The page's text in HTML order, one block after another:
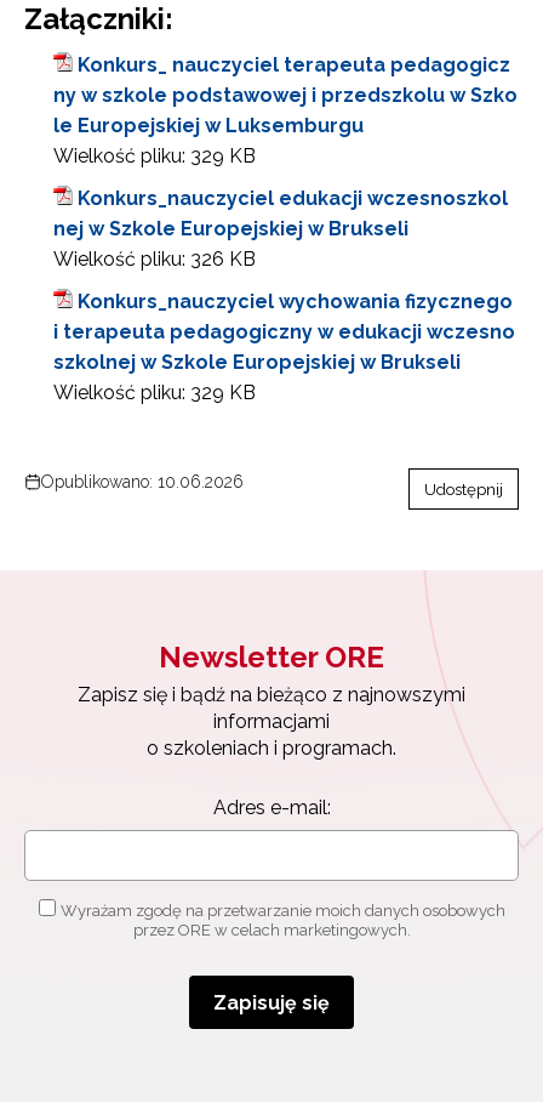
Załączniki:
Konkurs_ nauczyciel terapeuta pedagogicz
ny w szkole podstawowej i przedszkolu w Szko
le Europejskiej w Luksemburgu
Wielkość pliku: 329 KB
Konkurs_nauczyciel edukacji wczesnoszkol
nej w Szkole Europejskiej w Brukseli
Wielkość pliku: 326 KB
Konkurs_nauczyciel wychowania fizycznego
i terapeuta pedagogiczny w edukacji wczesno
szkolnej w Szkole Europejskiej w Brukseli
Wielkość pliku: 329 KB
Opublikowano: 10.06.2026 Udostępnij
Newsletter ORE
Zapisz się i bądź na bieżąco z najnowszymi
informacjami
o szkoleniach i programach.
Adres e-mail:
Wyrażam zgodę na przetwarzanie moich danych osobowych
przez ORE w celach marketingowych.
Zapisuję się